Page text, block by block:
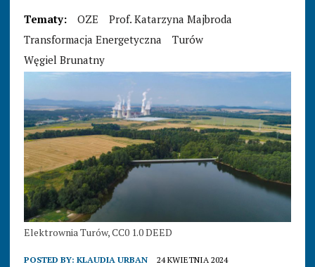
Tematy: OZE
Prof. Katarzyna Majbroda
Transformacja Energetyczna
Turów
Węgiel Brunatny
Elektrownia Turów, CC0 1.0 DEED
POSTED BY: KLAUDIA URBAN 24 KWIETNIA 2024